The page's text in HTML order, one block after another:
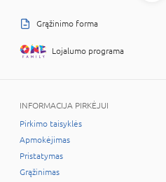
Grąžinimo forma
Lojalumo programa
INFORMACIJA PIRKĖJUI
Pirkimo taisyklės
Apmokėjimas
Pristatymas
Grąžinimas